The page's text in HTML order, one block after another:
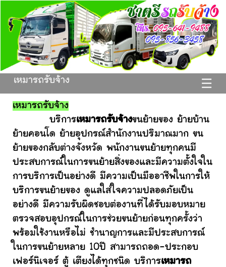
☰
เหมารถรับจ้าง
เหมารถรับจ้าง
บริการเหมารถรับจ้างขนย้ายของ ย้ายบ้าน
ย้ายคอนโด ย้ายอุปกรณ์สำนักงานปริมาณมาก ขน
ย้ายของกลับต่างจังหวัด พนักงานขนย้ายทุกคนมี
ประสบการณ์ในการขนย้ายสิ่งของและมีความตั้งใจใน
การบริการเป็นอย่างดี มีความเป็นมืออาชีพในการให้
บริการขนย้ายของ ดูแลใส่ใจความปลอดภัยเป็น
อย่างดี มีความรับผิดชอบต่องานที่ได้รับมอบหมาย
ตรวจสอบอุปกรณ์ในการช่วยขนย้ายก่อนทุกครั้งว่า
พร้อมใช้งานหรือไม่ ชำนาญการและมีประสบการณ์
ในการขนย้ายหลาย 10ปี สามารถถอด-ประกอบ
เฟอร์นิเจอร์ ตู้ เตียงได้ทุกชนิด บริการเหมารถ